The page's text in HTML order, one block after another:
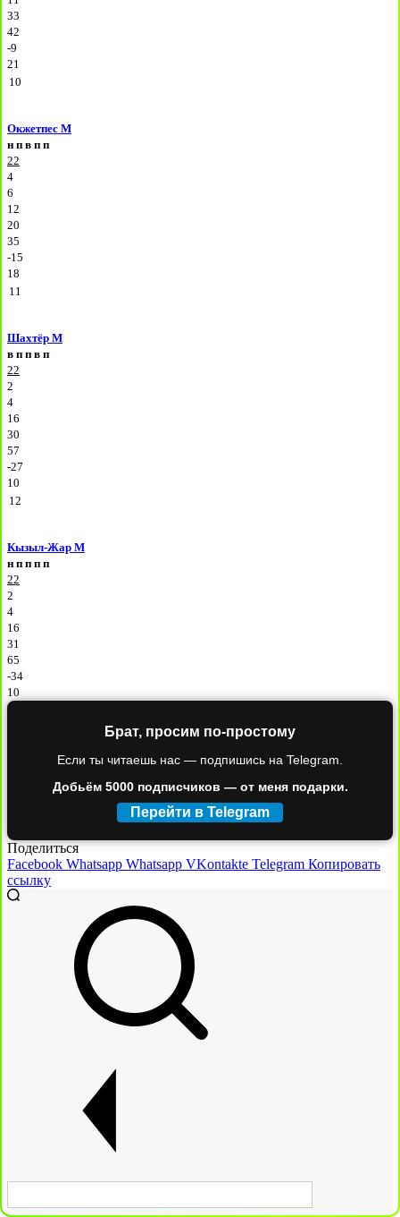
33
42
-9
21
10
Окжетпес М
н п в п п
22
4
6
12
20
35
-15
18
11
Шахтёр М
в п п в п
22
2
4
16
30
57
-27
10
12
Кызыл-Жар М
н п п п п
22
2
4
16
31
65
-34
10
Брат, просим по-простому
Если ты читаешь нас — подпишись на Telegram.
Добьём 5000 подписчиков — от меня подарки.
Перейти в Telegram
Поделиться
Facebook Whatsapp Whatsapp VKontakte Telegram Копировать
ссылку